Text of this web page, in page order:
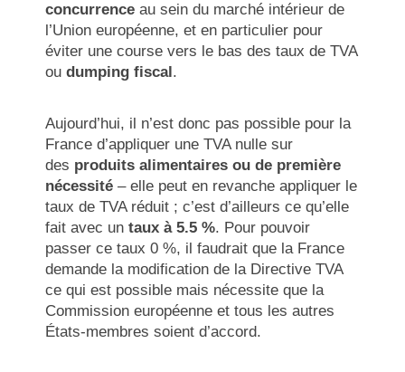
concurrence au sein du marché intérieur de
l’Union européenne, et en particulier pour
éviter une course vers le bas des taux de TVA
oudumping fiscal.
Aujourd’hui, il n’est donc pas possible pour la
France d’appliquer une TVA nulle sur
des produits alimentaires ou de première
nécessité – elle peut en revanche appliquer le
taux de TVA réduit ; c’est d’ailleurs ce qu’elle
fait avec untaux à 5.5 %. Pour pouvoir
passer ce taux 0 %, il faudrait que la France
demande la modification de la Directive TVA
ce qui est possible mais nécessite que la
Commission européenne et tous les autres
États-membres soient d’accord.